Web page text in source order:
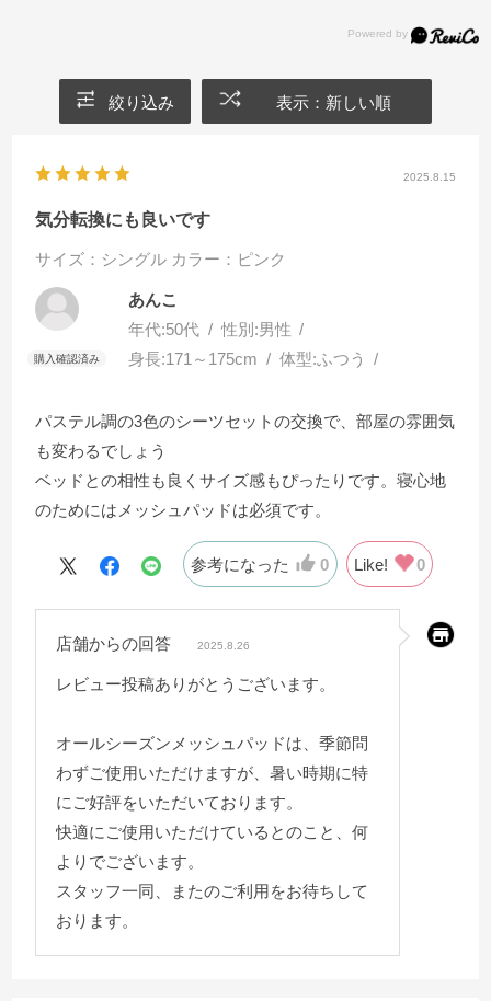
絞り込み 表示：新しい順
2025.8.15
気分転換にも良いです
サイズ：シングル カラー：ピンク
あんこ
年代:50代 性別:男性
身長:171～175cm 体型:ふつう
パステル調の3色のシーツセットの交換で、部屋の雰囲気
も変わるでしょう
ベッドとの相性も良くサイズ感もぴったりです。寝心地
のためにはメッシュパッドは必須です。
参考になった 0 Like! 0
店舗からの回答 2025.8.26
レビュー投稿ありがとうございます。
オールシーズンメッシュパッドは、季節問
わずご使用いただけますが、暑い時期に特
にご好評をいただいております。
快適にご使用いただけているとのこと、何
よりでございます。
スタッフ一同、またのご利用をお待ちして
おります。